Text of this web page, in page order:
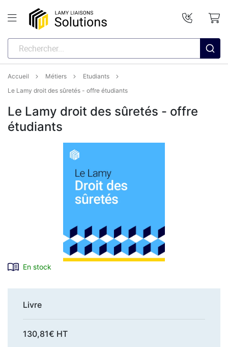
Accueil Métiers
Etudiants
Le Lamy droit des sûretés - offre étudiants
Le Lamy droit des sûretés - offre
étudiants
En stock
Livre
130,81€ HT